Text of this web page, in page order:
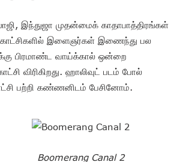
இந்துஜா முதன்மைக் காதாபாத்திரங்கள்
காட்சிகளில் இளைஞர்கள் இணைந்து பல
பிரமாண்ட வாய்க்கால் ஒன்றை
விரிகிறது. ஹாலிவுட் படம் போல்
பற்றி கண்ணனிடம் பேசினோம்.
Boomerang Canal 2